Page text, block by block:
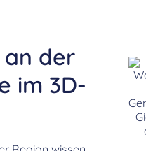
an der
im 3D-